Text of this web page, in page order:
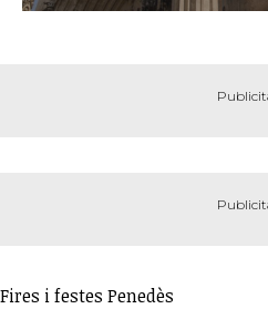
Fires i festes Penedès